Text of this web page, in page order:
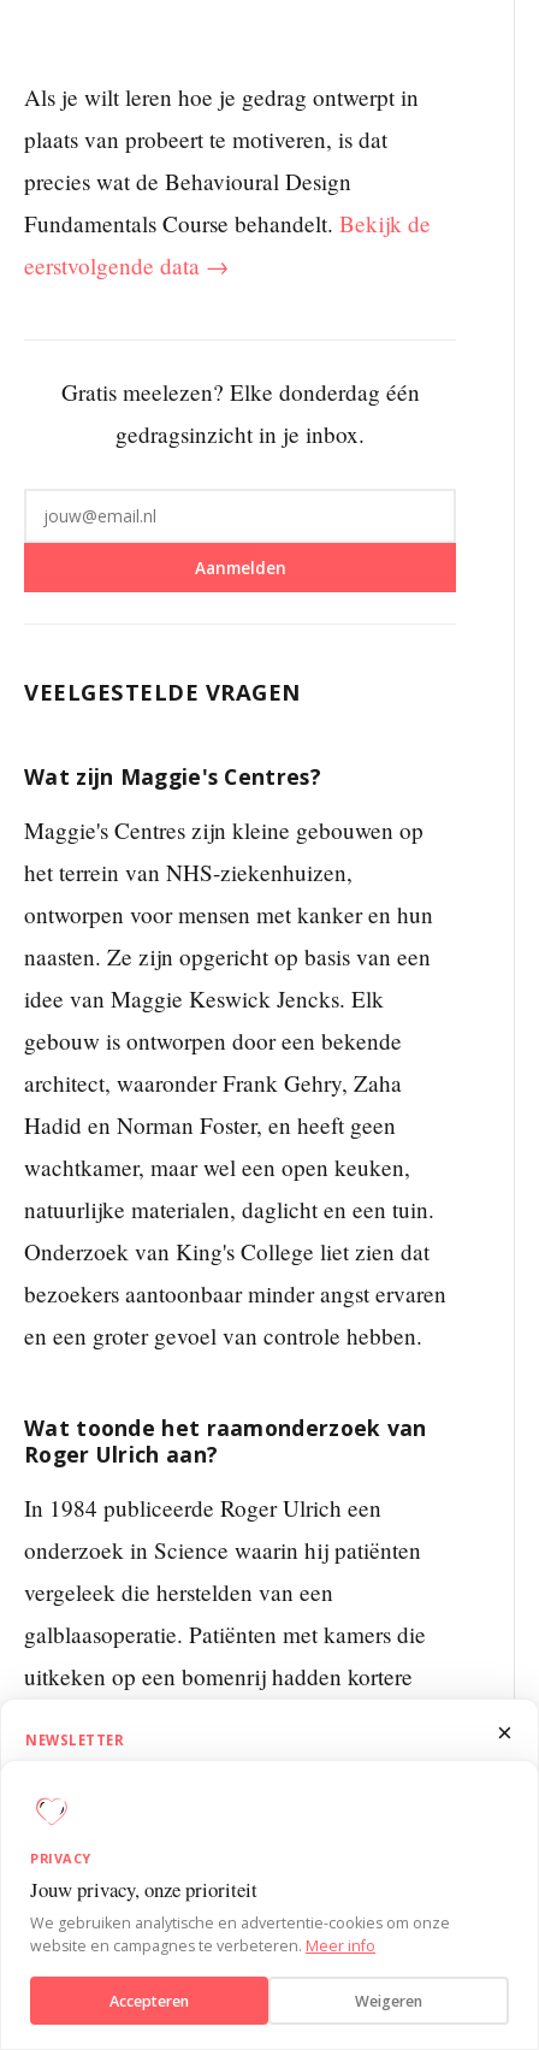
Als je wilt leren hoe je gedrag ontwerpt in
plaats van probeert te motiveren, is dat
precies wat de Behavioural Design
Fundamentals Course behandelt. Bekijk de
eerstvolgende data →
Gratis meelezen? Elke donderdag één
gedragsinzicht in je inbox.
Aanmelden
VEELGESTELDE VRAGEN
Wat zijn Maggie's Centres?
Maggie's Centres zijn kleine gebouwen op
het terrein van NHS-ziekenhuizen,
ontworpen voor mensen met kanker en hun
naasten. Ze zijn opgericht op basis van een
idee van Maggie Keswick Jencks. Elk
gebouw is ontworpen door een bekende
architect, waaronder Frank Gehry, Zaha
Hadid en Norman Foster, en heeft geen
wachtkamer, maar wel een open keuken,
natuurlijke materialen, daglicht en een tuin.
Onderzoek van King's College liet zien dat
bezoekers aantoonbaar minder angst ervaren
en een groter gevoel van controle hebben.
Wat toonde het raamonderzoek van
Roger Ulrich aan?
In 1984 publiceerde Roger Ulrich een
onderzoek in Science waarin hij patiënten
vergeleek die herstelden van een
galblaasoperatie. Patiënten met kamers die
uitkeken op een bomenrij hadden kortere
op een bakstenen muur uitkeken. Het was het
omgeving aantoonbare effecten heeft op
herstel.
Wat is het verschil tussen ontwerpen
×
NEWSLETTER
Ontvang SUE’s 1.5 Minutes on Influence nieuwsbrief. Wekelijks korte,
invloedvaardigheden te versterken.
Aanmelden
PRIVACY
Jouw privacy, onze prioriteit
We gebruiken analytische en advertentie-cookies om onze
website en campagnes te verbeteren. Meer info
Accepteren Weigeren